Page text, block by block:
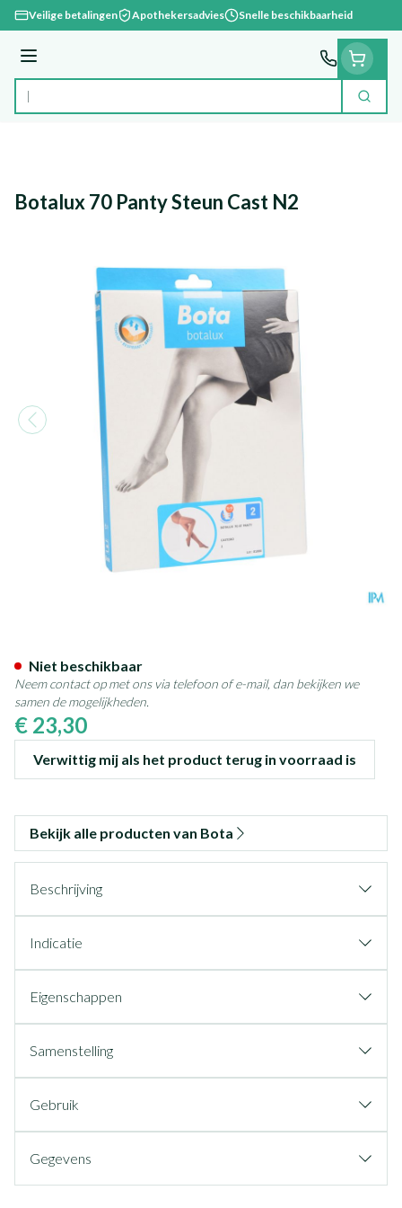
Ga naar de inhoud
Veilige betalingen Apothekersadvies Snelle beschikbaarheid
Menu
Product, merk, categorie... Zoek
Botalux 70 Panty Steun Cast N2
€ 23,30
Verwittig mij als het product terug in voorraad is
Niet beschikbaar
Neem contact op met ons via telefoon of e-mail, dan bekijken we
samen de mogelijkheden.
Bekijk alle producten van Bota
Beschrijving
Indicatie
Eigenschappen
Samenstelling
Gebruik
Gegevens